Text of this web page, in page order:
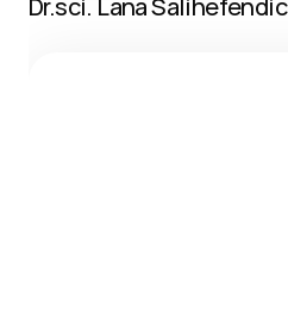
Dr.sci. Lana Salihefendić